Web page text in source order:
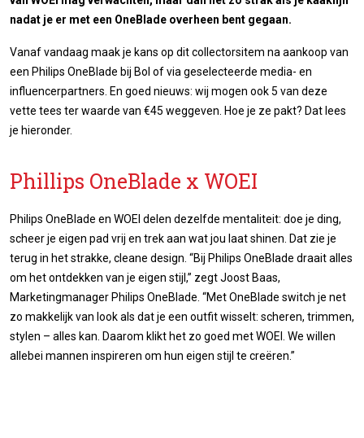
nadat je er met een OneBlade overheen bent gegaan.
Vanaf vandaag maak je kans op dit collectorsitem na aankoop van
een Philips OneBlade bij Bol of via geselecteerde media- en
influencerpartners. En goed nieuws: wij mogen ook 5 van deze
vette tees ter waarde van €45 weggeven. Hoe je ze pakt? Dat lees
je hieronder.
Phillips OneBlade x WOEI
Philips OneBlade en WOEI delen dezelfde mentaliteit: doe je ding,
scheer je eigen pad vrij en trek aan wat jou laat shinen. Dat zie je
terug in het strakke, cleane design. “Bij Philips OneBlade draait alles
om het ontdekken van je eigen stijl,” zegt Joost Baas,
Marketingmanager Philips OneBlade. “Met OneBlade switch je net
zo makkelijk van look als dat je een outfit wisselt: scheren, trimmen,
stylen – alles kan. Daarom klikt het zo goed met WOEI. We willen
allebei mannen inspireren om hun eigen stijl te creëren.”